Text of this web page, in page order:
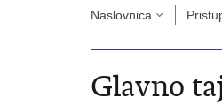
Naslovnica
Glavno